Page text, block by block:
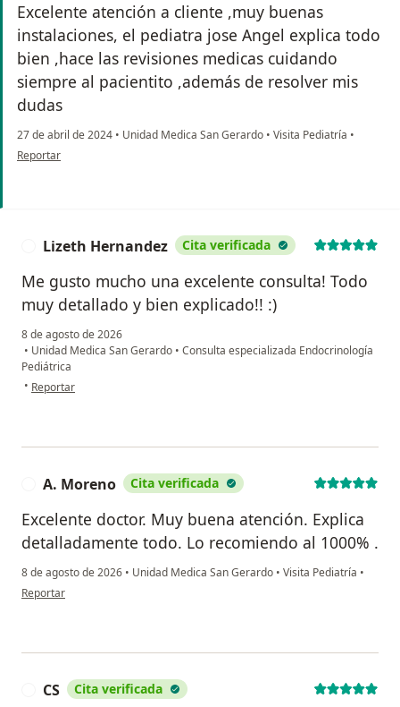
Excelente atención a cliente ,muy buenas
instalaciones, el pediatra jose Angel explica todo
bien ,hace las revisiones medicas cuidando
siempre al pacientito ,además de resolver mis
dudas
27 de abril de 2024 • Unidad Medica San Gerardo • Visita Pediatría •
en opinión del usuario Jessica Hinojosa
Reportar
Lizeth Hernandez Cita verificada
Me gusto mucho una excelente consulta! Todo
muy detallado y bien explicado!! :)
8 de agosto de 2026
• Unidad Medica San Gerardo • Consulta especializada Endocrinología
Pediátrica
• en opinión del usuario Lizeth Hernandez
Reportar
A. Moreno Cita verificada
Excelente doctor. Muy buena atención. Explica
detalladamente todo. Lo recomiendo al 1000% .
8 de agosto de 2026 • Unidad Medica San Gerardo • Visita Pediatría •
en opinión del usuario A. Moreno
Reportar
CS Cita verificada